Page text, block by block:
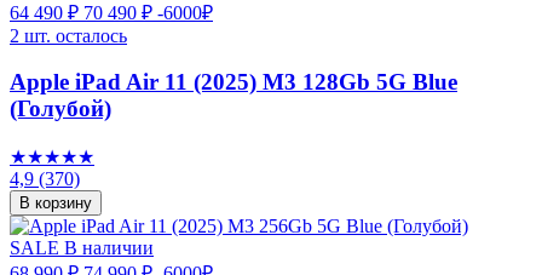
64 490 ₽ 70 490 ₽ -6000₽
2 шт. осталось
Apple iPad Air 11 (2025) M3 128Gb 5G Blue
(Голубой)
★★★★★
4,9 (370)
В корзину
SALE В наличии